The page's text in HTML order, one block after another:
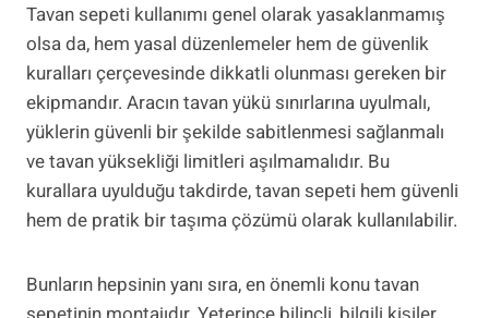
Tavan sepeti kullanımı genel olarak yasaklanmamış
olsa da, hem yasal düzenlemeler hem de güvenlik
kuralları çerçevesinde dikkatli olunması gereken bir
ekipmandır. Aracın tavan yükü sınırlarına uyulmalı,
yüklerin güvenli bir şekilde sabitlenmesi sağlanmalı
ve tavan yüksekliği limitleri aşılmamalıdır. Bu
kurallara uyulduğu takdirde, tavan sepeti hem güvenli
hem de pratik bir taşıma çözümü olarak kullanılabilir.
Bunların hepsinin yanı sıra, en önemli konu tavan